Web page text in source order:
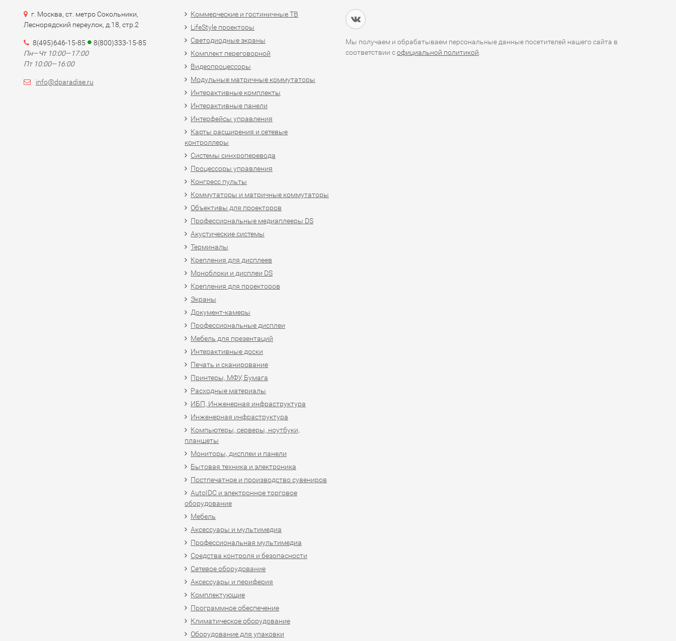
г. Москва, ст. метро Сокольники,
Леснорядский переулок, д.18, стр.2
8(495)646-15-85
8(800)333-15-85
Пн—Чт 10:00—17:00
Пт 10:00—16:00
info@dparadise.ru
Коммерческие и гостиничные ТВ
LifeStyle проекторы
Светодиодные экраны
Комплект переговорной
Видеопроцессоры
Модульные матричные коммутаторы
Интерактивные комплекты
Интерактивные панели
Интерфейсы управления
Карты расширения и сетевые
контроллеры
Системы синхроперевода
Процессоры управления
Конгресс пульты
Коммутаторы и матричные коммутаторы
Объективы для проекторов
Профессиональные медиаплееры DS
Акустические системы
Терминалы
Крепления для дисплеев
Моноблоки и дисплеи DS
Крепления для проекторов
Экраны
Документ-камеры
Профессиональные дисплеи
Мебель для презентаций
Интерактивные доски
Печать и сканирование
Принтеры, МФУ, Бумага
Расходные материалы
ИБП, Инженерная инфраструктура
Инженерная инфраструктура
Компьютеры, серверы, ноутбуки,
планшеты
Мониторы, дисплеи и панели
Бытовая техника и электроника
Постпечатное и производство сувениров
AutoIDC и электронное торговое
оборудование
Мебель
Аксессуары и мультимедиа
Профессиональная мультимедиа
Средства контроля и безопасности
Сетевое оборудование
Аксессуары и периферия
Комплектующие
Программное обеспечение
Климатическое оборудование
Оборудование для упаковки
Мы получаем и обрабатываем персональные данные посетителей нашего сайта в
соответствии софициальной политикой